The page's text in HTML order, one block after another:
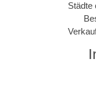
Städte